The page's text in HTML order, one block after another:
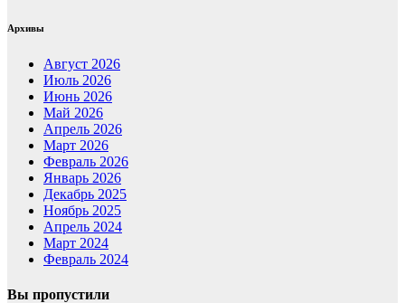
Архивы
Август 2026
Июль 2026
Июнь 2026
Май 2026
Апрель 2026
Март 2026
Февраль 2026
Январь 2026
Декабрь 2025
Ноябрь 2025
Апрель 2024
Март 2024
Февраль 2024
Вы пропустили